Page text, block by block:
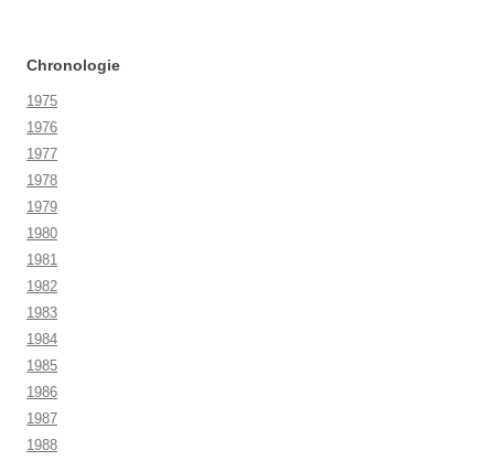
Chronologie
1975
1976
1977
1978
1979
1980
1981
1982
1983
1984
1985
1986
1987
1988